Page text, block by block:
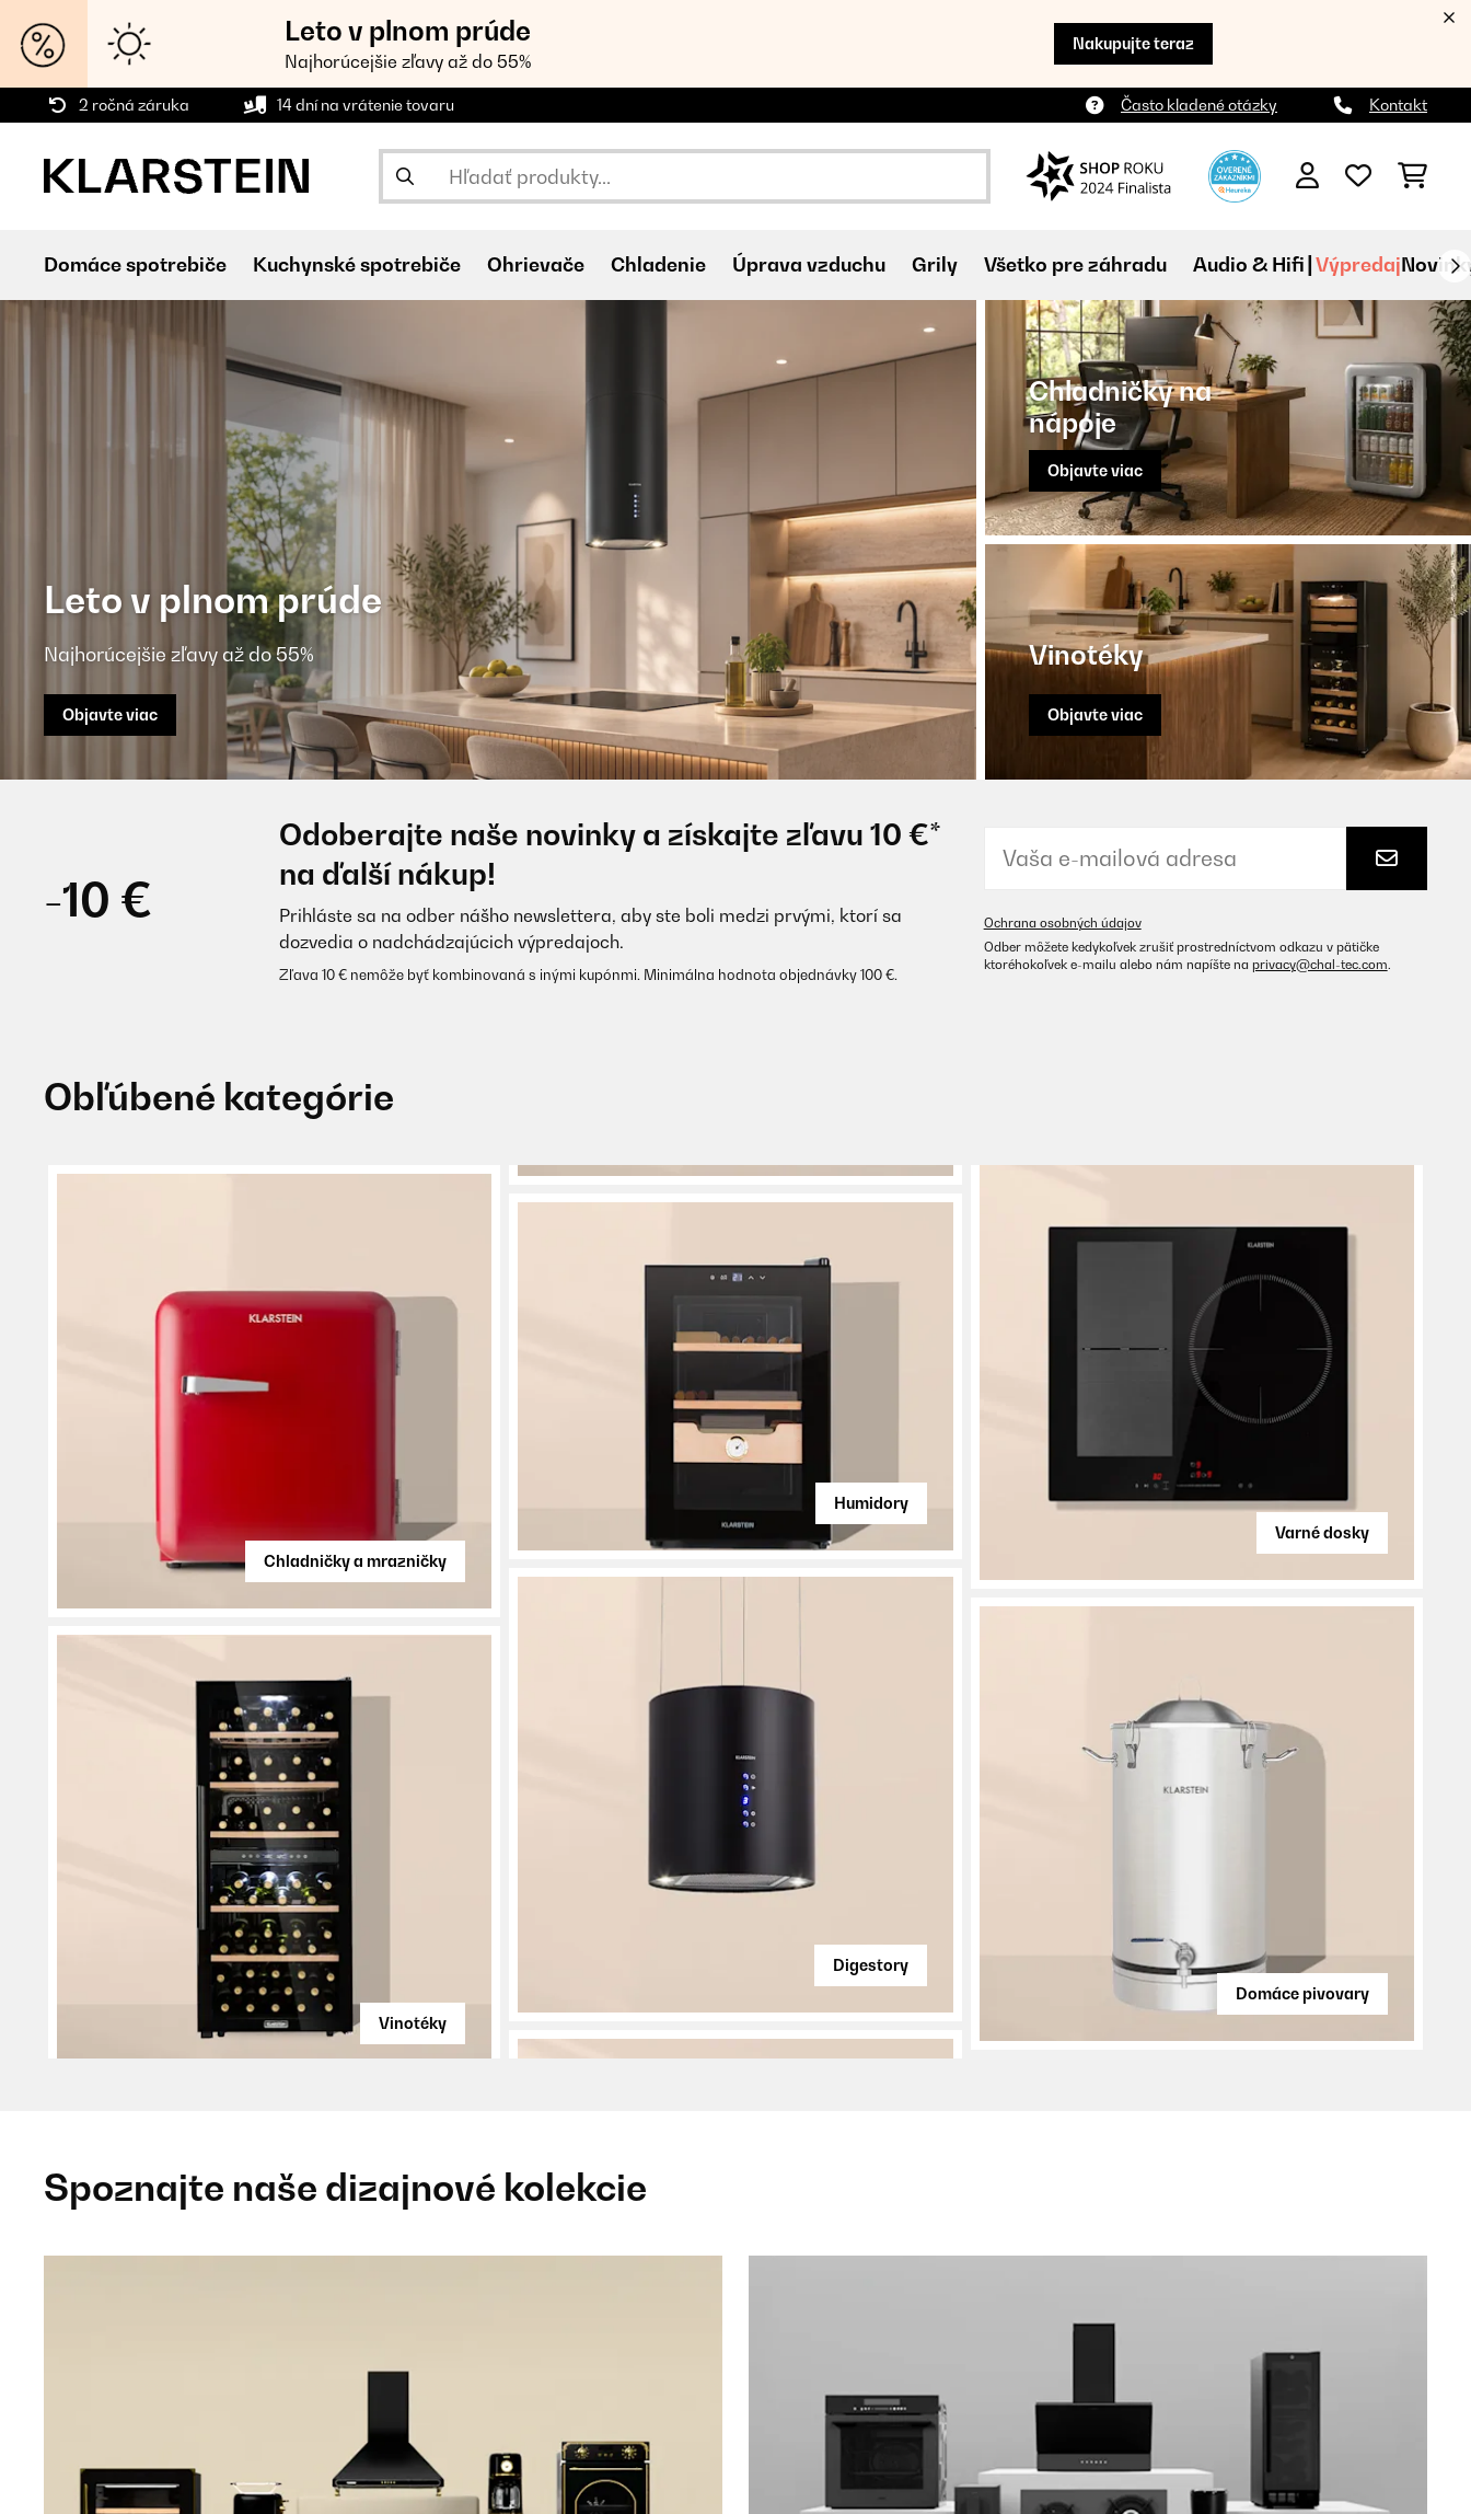
Leto v plnom prúde
Najhorúcejšie zľavy až do 55%
Nakupujte teraz
2 ročná záruka 14 dní na vrátenie tovaru Často kladené otázky Kontakt
Domáce spotrebiče Kuchynské spotrebiče Ohrievače Chladenie Úprava vzduchu Grily Všetko pre záhradu Audio & Hifi Výpredaj
Leto v plnom prúde
Najhorúcejšie zľavy až do 55%
Objavte viac
Chladničky na
nápoje
Objavte viac
Vinotéky
Objavte viac
-10 €
Odoberajte naše novinky a získajte zľavu 10 €*
na ďalší nákup!
Prihláste sa na odber nášho newslettera, aby ste boli medzi prvými, ktorí sa
dozvedia o nadchádzajúcich výpredajoch.
Zľava 10 € nemôže byť kombinovaná s inými kupónmi. Minimálna hodnota objednávky 100 €.
Ochrana osobných údajov
Odber môžete kedykoľvek zrušiť prostredníctvom odkazu v pätičke
ktoréhokoľvek e-mailu alebo nám napíšte na privacy@chal-tec.com.
Obľúbené kategórie
Chladničky a mrazničky
Vinotéky
Humidory
Digestory
Varné dosky
Domáce pivovary
Spoznajte naše dizajnové kolekcie